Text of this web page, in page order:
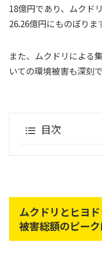
18億円であり、ムクド
26.26億円にものぼりま
また、ムクドリによる
いての環境被害も深刻で
目次
ムクドリとヒヨ
被害総額のピー